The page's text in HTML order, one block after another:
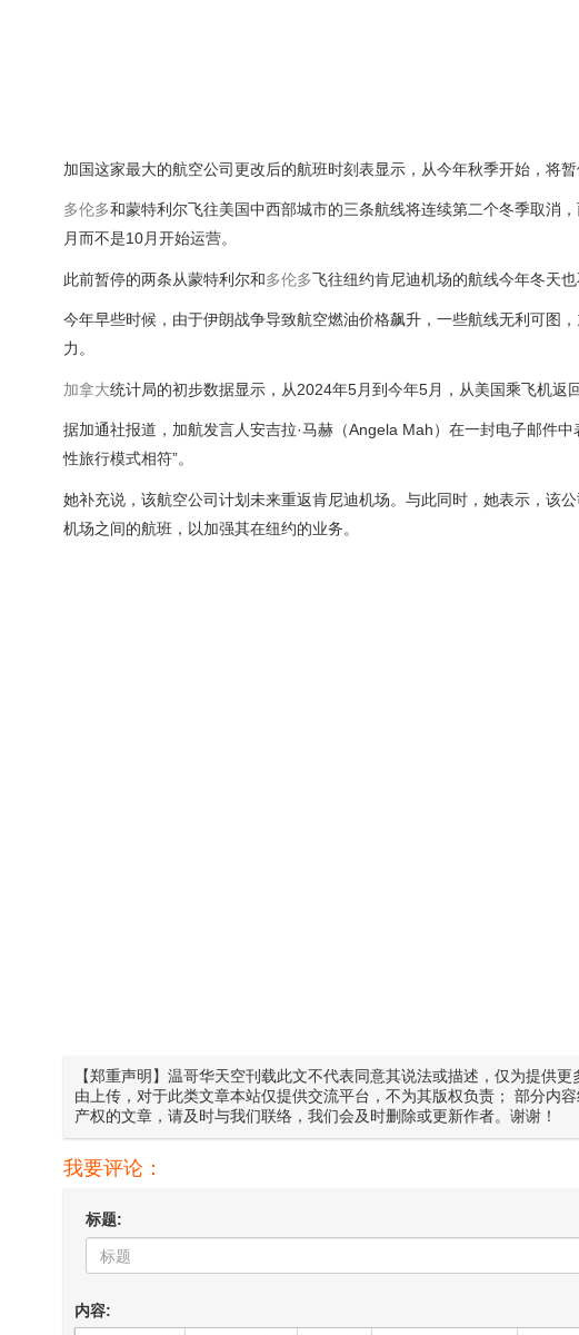
加国这家最大的航空公司更改后的航班时刻表显示，从今年秋季开始，将暂
多伦多和蒙特利尔飞往美国中西部城市的三条航线将连续第二个冬季取消
月而不是10月开始运营。
此前暂停的两条从蒙特利尔和多伦多飞往纽约肯尼迪机场的航线今年冬天也
今年早些时候，由于伊朗战争导致航空燃油价格飙升，一些航线无利可图，
力。
加拿大统计局的初步数据显示，从2024年5月到今年5月，从美国乘飞机返
据加通社报道，加航发言人安吉拉·马赫（Angela Mah）在一封电子邮件中
性旅行模式相符”。
她补充说，该航空公司计划未来重返肯尼迪机场。与此同时，她表示，该
机场之间的航班，以加强其在纽约的业务。
【郑重声明】温哥华天空刊载此文不代表同意其说法或描述，仅为提供
由上传，对于此类文章本站仅提供交流平台，不为其版权负责； 部分内
产权的文章，请及时与我们联络，我们会及时删除或更新作者。谢谢！
我要评论：
标题:
内容: